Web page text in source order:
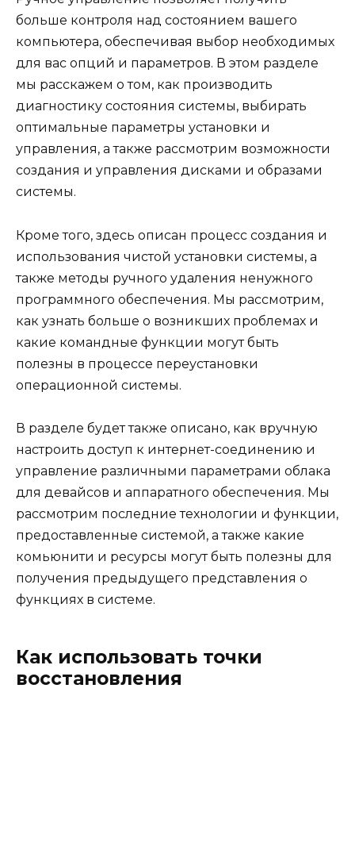
больше контроля над состоянием вашего
компьютера, обеспечивая выбор необходимых
для вас опций и параметров. В этом разделе
мы расскажем о том, как производить
диагностику состояния системы, выбирать
оптимальные параметры установки и
управления, а также рассмотрим возможности
создания и управления дисками и образами
системы.
Кроме того, здесь описан процесс создания и
использования чистой установки системы, а
также методы ручного удаления ненужного
программного обеспечения. Мы рассмотрим,
как узнать больше о возникших проблемах и
какие командные функции могут быть
полезны в процессе переустановки
операционной системы.
В разделе будет также описано, как вручную
настроить доступ к интернет-соединению и
управление различными параметрами облака
для девайсов и аппаратного обеспечения. Мы
рассмотрим последние технологии и функции,
предоставленные системой, а также какие
комьюнити и ресурсы могут быть полезны для
получения предыдущего представления о
функциях в системе.
Как использовать точки
восстановления